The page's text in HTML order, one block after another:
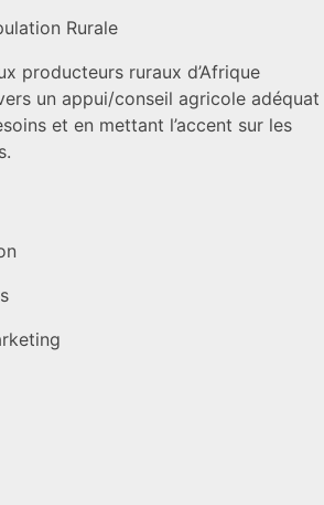
Rurale
producteurs ruraux d’Afrique
un appui/conseil agricole adéquat
et en mettant l’accent sur les